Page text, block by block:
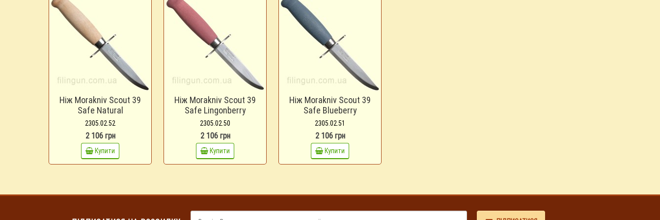
Ніж Morakniv Scout 39
Safe Natural
2305.02.52
2 106 грн
Купити
Ніж Morakniv Scout 39
Safe Lingonberry
2305.02.50
2 106 грн
Купити
Ніж Morakniv Scout 39
Safe Blueberry
2305.02.51
2 106 грн
Купити